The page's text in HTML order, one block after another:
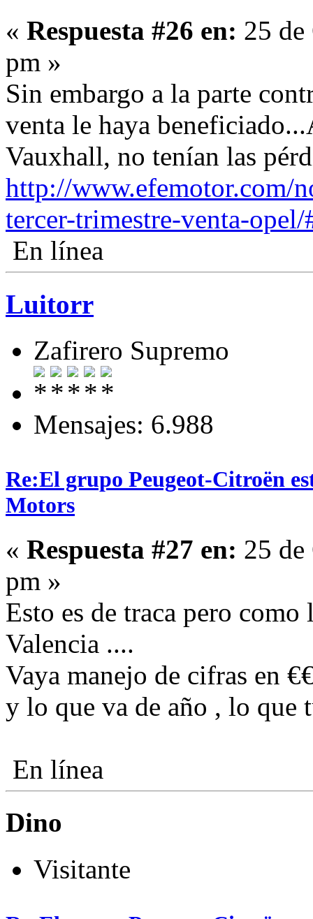
« Respuesta #26 en: 25
pm »
Sin embargo a la parte
venta le haya
Vauxhall, no tenían las
http://www.efemotor.com/
tercer-trimestre-venta-opel/
En línea
Luitorr
Zafirero Supremo
Mensajes: 6.988
Re:El grupo Peugeot-Citroën
Motors
« Respuesta #27 en: 25
pm »
Esto es de traca pero
Valencia ....
Vaya manejo de cifras en
y lo que va de año , lo
En línea
Dino
Visitante